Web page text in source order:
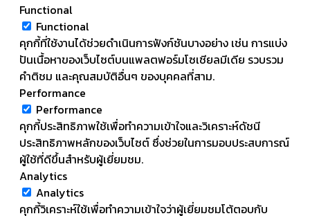
Functional
Functional
คุกกี้ที่ใช้งานได้ช่วยดำเนินการฟังก์ชันบางอย่าง เช่น การแบ่ง
ปันเนื้อหาของเว็บไซต์บนแพลตฟอร์มโซเชียลมีเดีย รวบรวม
คำติชม และคุณสมบัติอื่นๆ ของบุคคลที่สาม.
Performance
Performance
คุกกี้ประสิทธิภาพใช้เพื่อทำความเข้าใจและวิเคราะห์ดัชนี
ประสิทธิภาพหลักของเว็บไซต์ ซึ่งช่วยในการมอบประสบการณ์
ผู้ใช้ที่ดีขึ้นสำหรับผู้เยี่ยมชม.
Analytics
Analytics
คุกกี้วิเคราะห์ใช้เพื่อทำความเข้าใจว่าผู้เยี่ยมชมโต้ตอบกับ